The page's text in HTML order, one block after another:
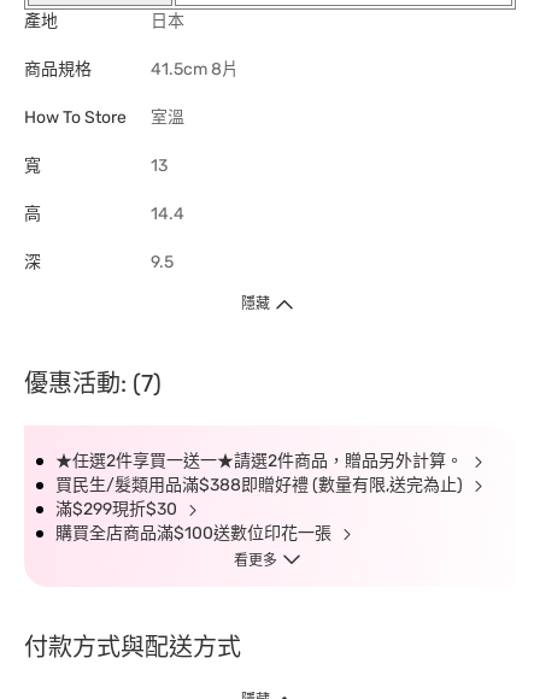
產地 日本
商品規格 41.5cm 8片
How To Store 室溫
寬 13
高 14.4
深 9.5
隱藏
優惠活動: (7)
★任選2件享買一送一★請選2件商品，贈品另外計算。
買民生/髮類用品滿$388即贈好禮 (數量有限,送完為止)
滿$299現折$30
購買全店商品滿$100送數位印花一張
看更多
付款方式與配送方式